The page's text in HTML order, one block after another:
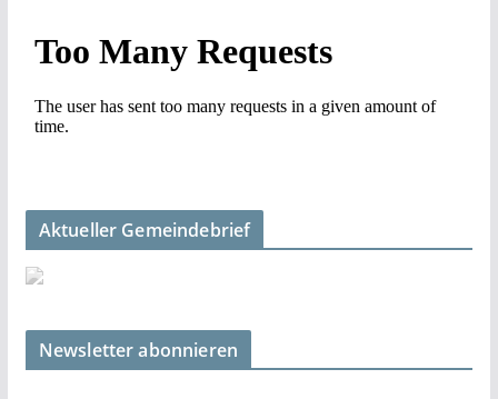
Aktueller Gemeindebrief
Newsletter abonnieren